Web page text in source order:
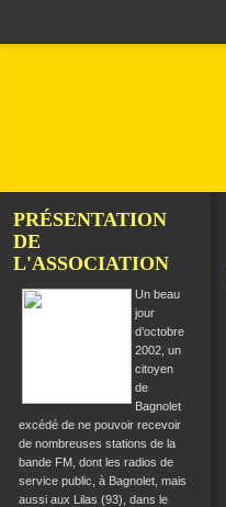
PRÉSENTATION
DE
L'ASSOCIATION
Un beau
jour
d’octobre
2002, un
citoyen
de
Bagnolet
excédé de ne pouvoir recevoir
de nombreuses stations de la
bande FM, dont les radios de
service public, à Bagnolet, mais
aussi aux Lilas (93), dans le